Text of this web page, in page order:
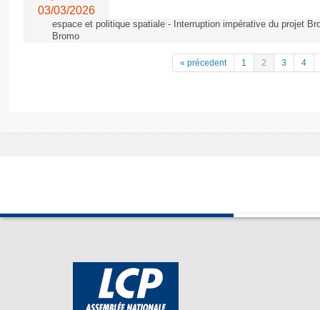
03/03/2026
espace et politique spatiale - Interruption impérative du projet
Bromo
« précedent 1 2 3 4